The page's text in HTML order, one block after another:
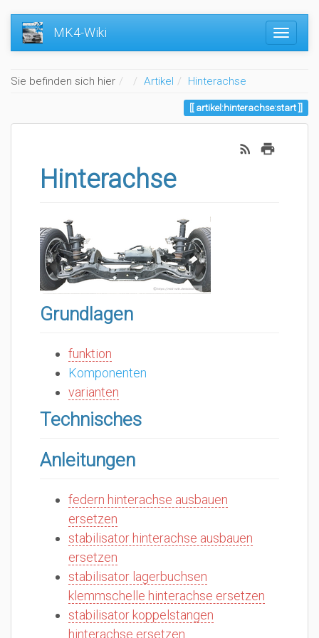
MK4-Wiki
Sie befinden sich hier Home
Artikel Hinterachse
artikel:hinterachse:start
Hinterachse
Grundlagen
funktion
Komponenten
varianten
Technisches
Anleitungen
federn hinterachse ausbauen
ersetzen
stabilisator hinterachse ausbauen
ersetzen
stabilisator lagerbuchsen
klemmschelle hinterachse ersetzen
stabilisator koppelstangen
hinterachse ersetzen